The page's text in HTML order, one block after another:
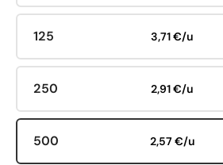
125 3,71 €/u
250 2,91 €/u
500 2,57 €/u